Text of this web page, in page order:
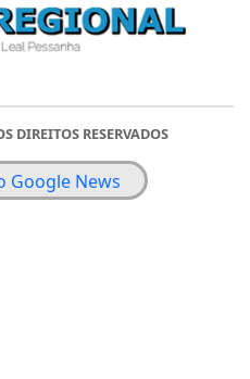
DIREITOS RESERVADOS